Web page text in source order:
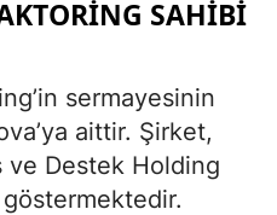
SAHIBI
sermayesinin
aittir. Şirket,
ve Destek Holding